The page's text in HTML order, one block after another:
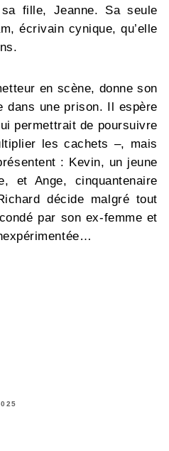
fille, Jeanne. Sa seule
écrivain cynique, qu’elle
en scène, donne son
dans une prison. Il espère
permettrait de poursuivre
les cachets –, mais
: Kevin, un jeune
et Ange, cinquantenaire
décide malgré tout
par son ex-femme et